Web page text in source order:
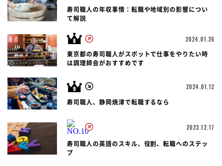
寿司職人の年収事情：転職や地域別の影響につい
て解説
2024.01.26
東京都の寿司職人がスポットで仕事をやりたい時
は調理師会がおすすめです
2024.01.12
寿司職人、静岡焼津で転職するなら
2023.12.17
寿司職人の英語のスキル、役割、転職へのステッ
プ